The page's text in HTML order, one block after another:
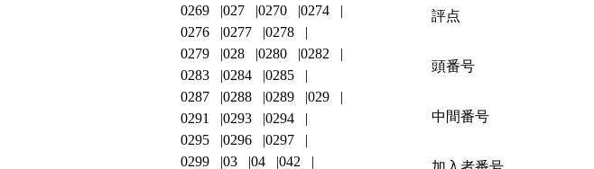
評点
頭番号
中間番号
0269
027 0270
0274
0276
0277
0278
0279
028 0280
0282
0283
0284
0285
0287
0288 0289
029
0291
0293
0294
0295
0296
0297
0299
03 04
042